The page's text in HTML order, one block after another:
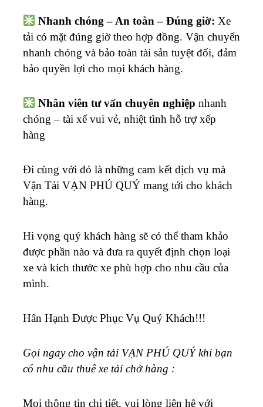
Nhanh chóng – An toàn – Đúng giờ: Xe
tải có mặt đúng giờ theo hợp đồng. Vận chuyển
nhanh chóng và bảo toàn tài sản tuyệt đối, đảm
bảo quyền lợi cho mọi khách hàng.
Nhân viên tư vấn chuyên nghiệp nhanh
chóng – tài xế vui vẻ, nhiệt tình hỗ trợ xếp
hàng
Đi cùng với đó là những cam kết dịch vụ mà
Vận Tải VẠN PHÚ QUÝ mang tới cho khách
hàng.
Hi vọng quý khách hàng sẽ có thể tham khảo
được phần nào và đưa ra quyết định chọn loại
xe và kích thước xe phù hợp cho nhu cầu của
mình.
Hân Hạnh Được Phục Vụ Quý Khách!!!
Gọi ngay cho vận tải VẠN PHÚ QUÝ khi bạn
có nhu cầu thuê xe tải chở hàng :
Mọi thông tin chi tiết, vui lòng liên hệ với